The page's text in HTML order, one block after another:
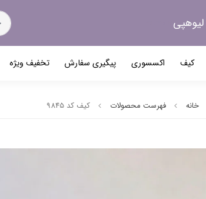
لیو‌هپی
کیف اکسسوری پیگیری سفارش تخفیف ویژه
خانه فهرست محصولات کیف کد 9845